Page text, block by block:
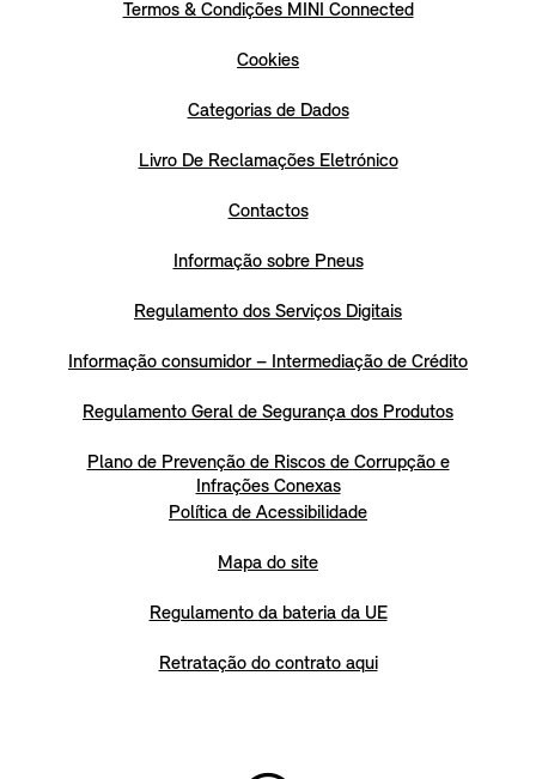
Termos & Condições MINI Connected
Cookies
Categorias de Dados
Livro De Reclamações Eletrónico
Contactos
Informação sobre Pneus
Regulamento dos Serviços Digitais
Informação consumidor – Intermediação de Crédito
Regulamento Geral de Segurança dos Produtos
Plano de Prevenção de Riscos de Corrupção e
Infrações Conexas
Política de Acessibilidade
Mapa do site
Regulamento da bateria da UE
Retratação do contrato aqui